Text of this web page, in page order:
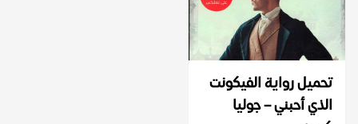
تحميل رواية الفيكونت
الذي أحبني – جوليا